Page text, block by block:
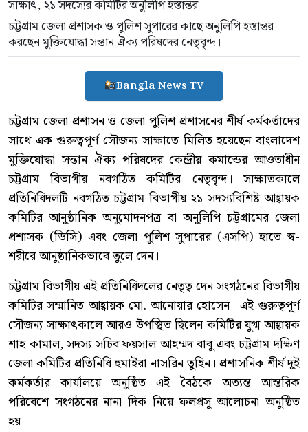
চট্টগ্রাম জেলা প্রশাসক ও পুলিশ সুপারের কাছে অনুলিপি হস্তান্তর
করছেন মুক্তিযোদ্ধা সন্তান ঐক্য পরিষদের নেতৃবৃন্দ।
Bangla News TV
চট্টগ্রাম জেলা প্রশাসন ও জেলা পুলিশ প্রশাসনের শীর্ষ কর্মকর্তাদের
সাথে এক গুরুত্বপূর্ণ সৌজন্য সাক্ষাতে মিলিত হয়েছেন বাংলাদেশ
মুক্তিযোদ্ধা সন্তান ঐক্য পরিষদের কেন্দ্রীয় কমান্ডের আওতাধীন
চট্টগ্রাম বিভাগীয় নবগঠিত কমিটির নেতৃবৃন্দ। সাক্ষাতকালে
প্রতিনিধিদলটি নবগঠিত চট্টগ্রাম বিভাগীয় ২১ সদস্যবিশিষ্ট আহ্বায়ক
কমিটির আনুষ্ঠানিক অনুমোদনপত্র বা অনুলিপি চট্টগ্রামের জেলা
প্রশাসক (ডিসি) এবং জেলা পুলিশ সুপারের (এসপি) হাতে স্ব-
শরীরে আনুষ্ঠানিকভাবে তুলে দেন।
চট্টগ্রাম বিভাগীয় এই প্রতিনিধিদলের নেতৃত্ব দেন সংগঠনের বিভাগীয়
কমিটির সম্মানিত আহ্বায়ক মো. আনোয়ার হোসেন। এই গুরুত্বপূর্ণ
সৌজন্য সাক্ষাৎকালে আরও উপস্থিত ছিলেন কমিটির যুগ্ম আহ্বায়ক
শাহ কামাল, সদস্য সচিব ফয়সাল আহম্মদ বাবু এবং চট্টগ্রাম দক্ষিণ
জেলা কমিটির প্রতিনিধি হুমাইরা নাসরিন তুহিন। প্রশাসনিক শীর্ষ দুই
কর্মকর্তার কার্যালয়ে অনুষ্ঠিত এই বৈঠকে অত্যন্ত আন্তরিক
পরিবেশে সংগঠনের নানা দিক নিয়ে ফলপ্রসূ আলোচনা অনুষ্ঠিত
হয়।